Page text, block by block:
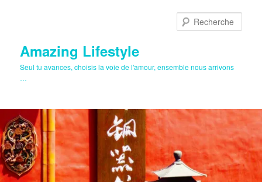
Amazing Lifestyle
Seul tu avances, choisis la voie de l'amour, ensemble nous arrivons
…